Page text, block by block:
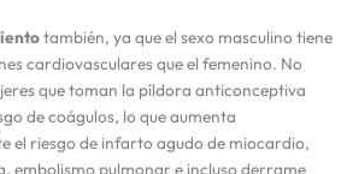
también, ya que el sexo masculino tiene
cardiovasculares que el femenino. No
que toman la píldora anticonceptiva
de coágulos, lo que aumenta
el riesgo de infarto agudo de miocardio,
embolismo pulmonar e incluso derrame